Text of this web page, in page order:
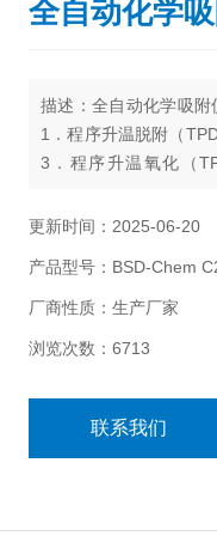
全自动化学
描述：全自动化学吸
1．程序升温脱附（
3．程序升温氧化（
附动力学研究： 7．脱
化能Ea 11．吸附焓变
更新时间：2025-06-20
产品型号：BSD-Chem
厂商性质：生产厂家
浏览次数：6713
联系我们